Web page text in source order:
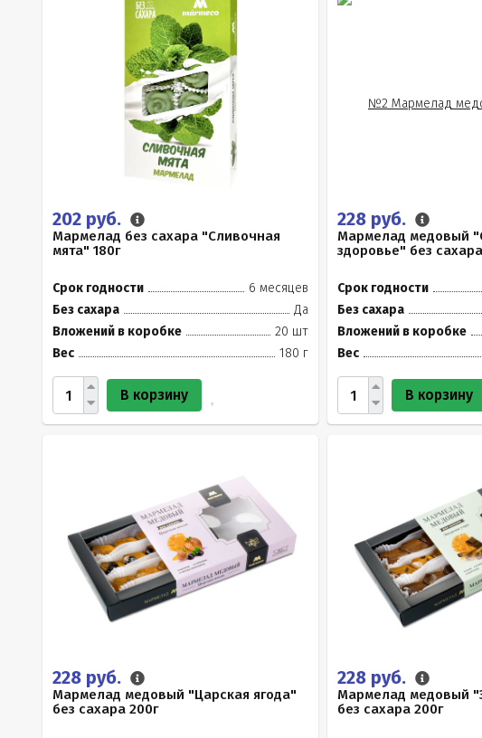
202 руб.
Мармелад без сахара "Сливочная
мята" 180г
Срок годности
6 месяцев
Без сахара
Да
Вложений в коробке
20 шт
Вес
180 г
В корзину
228 руб.
Мармелад медовый
здоровье" без
Срок годности
Без сахара
Вложений в коробке
Вес
В корзину
228 руб.
Мармелад медовый "Царская ягода"
без сахара 200г
228 руб.
Мармелад медовый
без сахара 200г